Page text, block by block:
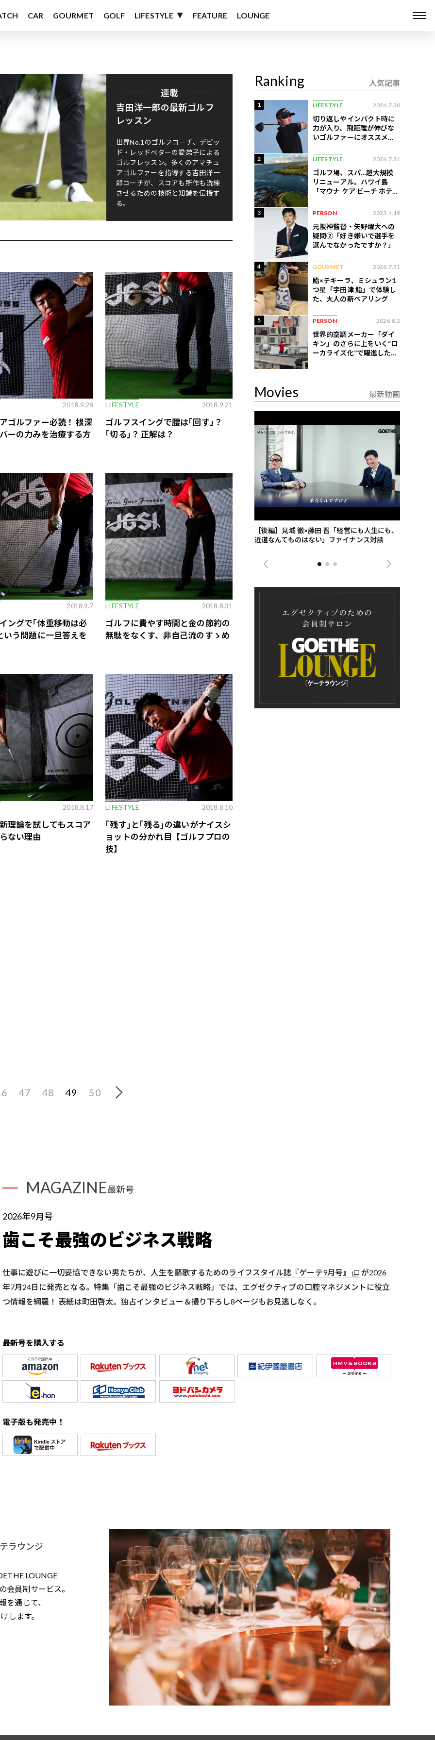
CAR GOURMET GOLF LIFESTYLE FEATURE LOUNGE
連載
吉田洋一郎の最新ゴルフ
レッスン
世界No.1のゴルフコーチ、デビッ
ド・レッドベターの愛弟子による
ゴルフレッスン。多くのアマチュ
アゴルファーを指導する吉田洋一
郎コーチが、スコアも所作も洗練
させるための技術と知識を伝授す
る。
2018.9.28
ゴルファー必読！ 根深
ーの力みを治療する方
LIFESTYLE 2018.9.21
ゴルフスイングで腰は｢回す｣？
｢切る｣？ 正解は？
2018.9.7
ングで｢体重移動は必
いう問題に一旦答えを
LIFESTYLE 2018.8.31
ゴルフに費やす時間と金の節約の
無駄をなくす、非自己流のすゝめ
2018.8.17
理論を試してもスコア
ない理由
LIFESTYLE 2018.8.10
｢残す｣と｢残る｣の違いがナイスシ
ョットの分かれ目【ゴルフプロの
技】
47 48 49 50
Ranking 人気記事
1 LIFESTYLE 2026.7.30
切り返しやインパクト時に
力が入り、飛距離が伸びな
いゴルファーにオススメの
2 LIFESTYLE 2026.7.31
ゴルフ場、スパ…超大規模
リニューアル。ハワイ島
「マウナ ケア ビーチ ホテ
3 PERSON 2023.4.19
元阪神監督・矢野燿大への
疑問②「好き嫌いで選手を
選んでなかったですか？」
4 GOURMET 2026.7.31
鮨×テキーラ、ミシュラン1
つ星「宇田津 鮨」で体験し
た、大人の新ペアリング
5 PERSON 2026.8.2
世界的空調メーカー「ダイ
キン」のさらに上をいく“ロ
ーカライズ化”で躍進したイ
Movies 最新動画
歌舞伎俳優・尾上右近が休息を過ごした、海最
前列ホテル「UMITO 熱海 別邸」
【後編】見城 徹×藤田 晋「経営にも人生にも、
近道なんてものはない」ファイナンス対談
MAGAZINE最新号
2026年9月号
歯こそ最強のビジネス戦略
仕事に遊びに一切妥協できない男たちが、人生を謳歌するためのライフスタイル誌『ゲーテ9月号』
が2026
年7月24日に発売となる。特集「歯こそ最強のビジネス戦略」では、エグゼクティブの口腔マネジメントに役立
つ情報を網羅！ 表紙は町田啓太。独占インタビュー＆撮り下ろし8ページもお見逃しなく。
最新号を購入する
電子版も発売中！
ラウンジ
LOUNGE
会員制サービス。
を通じて、
します。